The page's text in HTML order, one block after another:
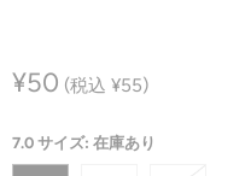
¥50 (税込 ¥55)
7.0 サイズ: 在庫あり